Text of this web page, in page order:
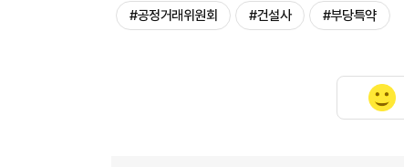
#공정거래위원회 #건설사 #부당특약